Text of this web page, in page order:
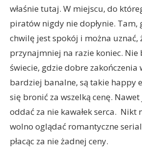
właśnie tutaj. W miejscu, do
piratów nigdy nie dopłynie. Tam,
chwilę jest spokój i można uznać,
przynajmniej na razie koniec. Nie
świecie, gdzie dobre zakończenia
bardziej banalne, są takie happy
się bronić za wszelką cenę.
oddać za nie kawałek serca. Nikt
wolno oglądać romantyczne
płacąc za nie żadnej ceny.